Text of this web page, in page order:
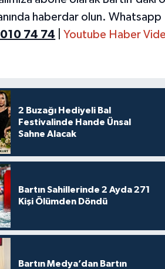
haberdar olun. Whatsapp
74 74 Youtube Haber
2 Buzağı Hediyeli Bal
Festivalinde Hande Ünsal
Sahne Alacak
Bartın Sahillerinde 2 Ayda 271
Kişi Ölümden Döndü
Bartın Medya’dan Bartın